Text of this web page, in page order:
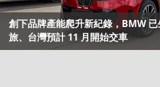
創下品牌產能爬升新紀錄，BMW
旅、台灣預計 11 月開始交車